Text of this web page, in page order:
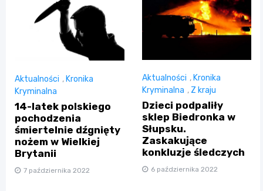
Aktualności , Kronika
Kryminalna
14-latek polskiego
pochodzenia
śmiertelnie dźgnięty
nożem w Wielkiej
Brytanii
7 października 2022
Aktualności , Kronika
Kryminalna , Z kraju
Dzieci podpaliły
sklep Biedronka w
Słupsku.
Zaskakujące
konkluzje śledczych
6 października 2022